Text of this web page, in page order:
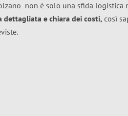
non è solo una sfida logistica
dettagliata e chiara dei costi, così